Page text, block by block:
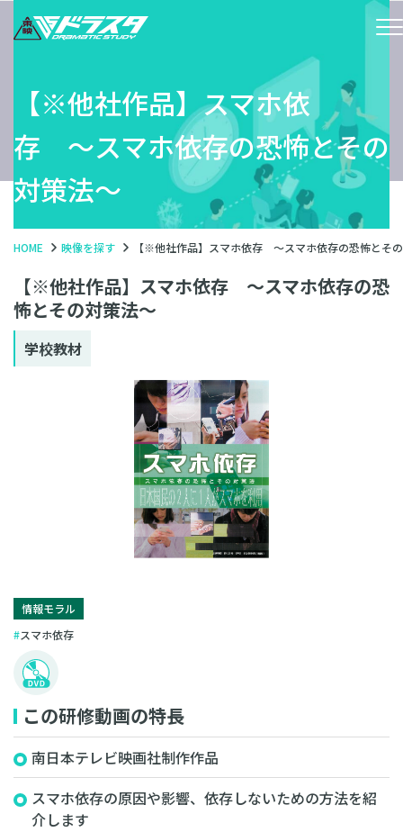
【※他社作品】スマホ依
存 〜スマホ依存の恐怖とその
対策法〜
HOME 映像を探す 【※他社作品】スマホ依存 〜スマホ依存の恐怖とそ
【※他社作品】スマホ依存 〜スマホ依存の恐
怖とその対策法〜
学校教材
情報モラル
スマホ依存
この研修動画の特長
南日本テレビ映画社制作作品
スマホ依存の原因や影響、依存しないための方法を紹
介します